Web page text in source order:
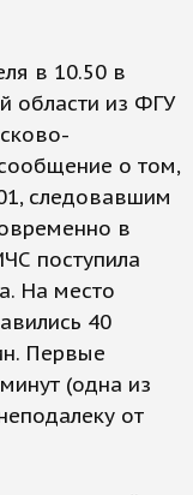
в 10.50 в
области из ФГУ
о том,
следовавшим
в
поступила
На место
40
Первые
(одна из
от